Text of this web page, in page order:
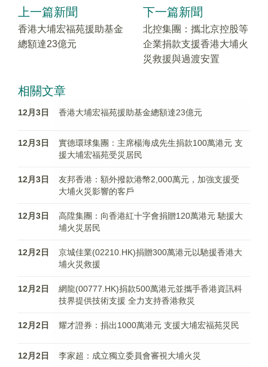
上一篇新聞
香港大埔宏福苑援助基金
總額達23億元
下一篇新聞
北控集團：攜北京控股等
企業捐款支援香港大埔火
災救援與過渡安置
相關文章
12月3日 香港大埔宏福苑援助基金總額達23億元
12月3日
實德環球集團：主席楊海成先生捐款100萬港元 支
援大埔宏福苑受災居民
12月3日
友邦香港：額外撥款港幣2,000萬元，加強支援受
大埔火災影響的客戶
12月3日
高陞集團：向香港紅十字會捐贈120萬港元 馳援大
埔火災居民
12月2日
京城佳業(02210.HK)捐贈300萬港元以馳援香港大
埔火災救援
12月2日
網龍(00777.HK)捐款500萬港元並攜手香港資訊科
技界提供技術支援 全力支持香港救災
12月2日 耀才證券：捐出1000萬港元 支援大埔宏福苑災民
12月2日 李家超：成立獨立委員會審視大埔火災